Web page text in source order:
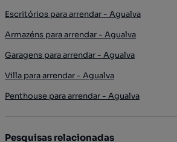
Escritórios para arrendar - Agualva
Armazéns para arrendar - Agualva
Garagens para arrendar - Agualva
Villa para arrendar - Agualva
Penthouse para arrendar - Agualva
Pesquisas relacionadas